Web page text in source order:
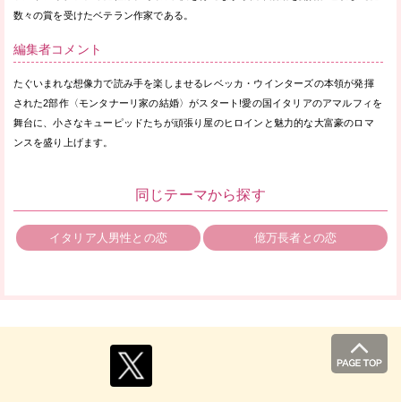
数々の賞を受けたベテラン作家である。
編集者コメント
たぐいまれな想像力で読み手を楽しませるレベッカ・ウインターズの本領が発揮
された2部作〈モンタナーリ家の結婚〉がスタート!愛の国イタリアのアマルフィを
舞台に、小さなキューピッドたちが頑張り屋のヒロインと魅力的な大富豪のロマ
ンスを盛り上げます。
同じテーマから探す
イタリア人男性との恋 億万長者との恋